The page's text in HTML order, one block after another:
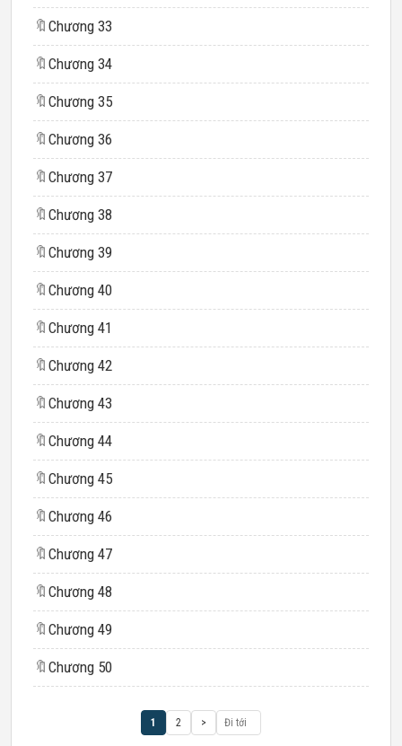
🔖 Chương 33
🔖 Chương 34
🔖 Chương 35
🔖 Chương 36
🔖 Chương 37
🔖 Chương 38
🔖 Chương 39
🔖 Chương 40
🔖 Chương 41
🔖 Chương 42
🔖 Chương 43
🔖 Chương 44
🔖 Chương 45
🔖 Chương 46
🔖 Chương 47
🔖 Chương 48
🔖 Chương 49
🔖 Chương 50
1 2 >